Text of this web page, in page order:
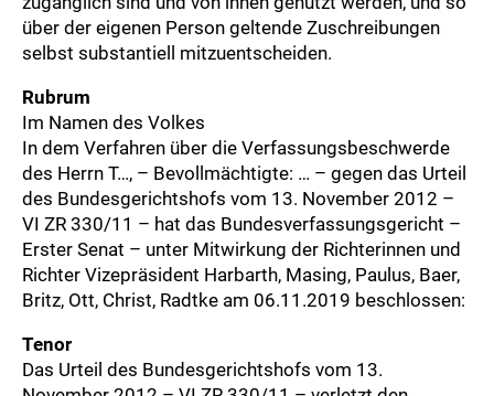
über der eigenen Person geltende Zuschreibungen
selbst substantiell mitzuentscheiden.
Rubrum
Im Namen des Volkes
In dem Verfahren über die Verfassungsbeschwerde
des Herrn T…, – Bevollmächtigte: … – gegen das Urteil
des Bundesgerichtshofs vom 13. November 2012 –
VI ZR 330/11 – hat das Bundesverfassungsgericht –
Erster Senat – unter Mitwirkung der Richterinnen und
Richter Vizepräsident Harbarth, Masing, Paulus, Baer,
Britz, Ott, Christ, Radtke am 06.11.2019 beschlossen:
Tenor
Das Urteil des Bundesgerichtshofs vom 13.